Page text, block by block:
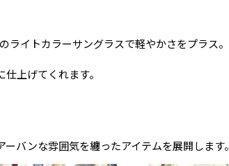
イトカラーサングラスで軽やかさをプラス。
上げてくれます。
バンな雰囲気を纏ったアイテムを展開します。